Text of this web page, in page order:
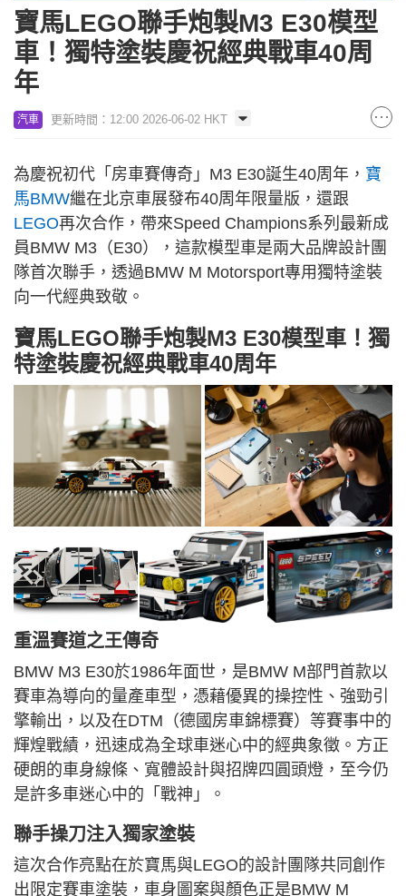
寶馬LEGO聯手炮製M3 E30模型
車！獨特塗裝慶祝經典戰車40周
年
汽車 更新時間：12:00 2026-06-02 HKT
為慶祝初代「房車賽傳奇」M3 E30誕生40周年， 寶
馬BMW繼在北京車展發布40周年限量版，還跟
LEGO再次合作，帶來Speed Champions系列最新成
員BMW M3（E30），這款模型車是兩大品牌設計團
隊首次聯手，透過BMW M Motorsport專用獨特塗裝
向一代經典致敬。
寶馬LEGO聯手炮製M3 E30模型車！獨
特塗裝慶祝經典戰車40周年
重溫賽道之王傳奇
BMW M3 E30於1986年面世，是BMW M部門首款以
賽車為導向的量產車型，憑藉優異的操控性、強勁引
擎輸出，以及在DTM（德國房車錦標賽）等賽事中的
輝煌戰績，迅速成為全球車迷心中的經典象徵。方正
硬朗的車身線條、寬體設計與招牌四圓頭燈，至今仍
是許多車迷心中的「戰神」。
聯手操刀注入獨家塗裝
這次合作亮點在於寶馬與LEGO的設計團隊共同創作
出限定賽車塗裝，車身圖案與顏色正是BMW M